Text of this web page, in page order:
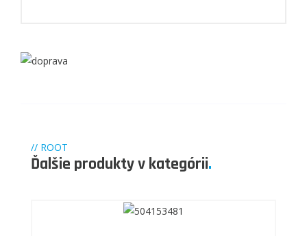
// ROOT
Ďalšie produkty v kategórii.